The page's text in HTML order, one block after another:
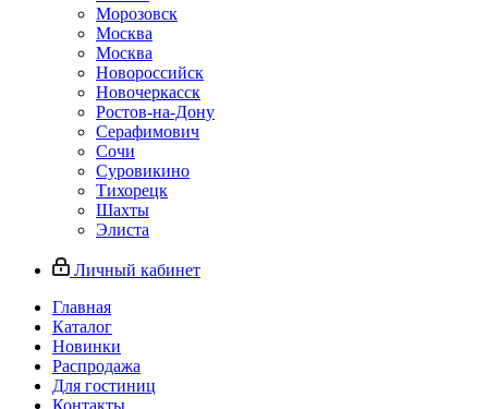
Морозовск
Москва
Москва
Новороссийск
Новочеркасск
Ростов-на-Дону
Серафимович
Сочи
Суровикино
Тихорецк
Шахты
Элиста
Личный кабинет
Главная
Каталог
Новинки
Распродажа
Для гостиниц
Контакты